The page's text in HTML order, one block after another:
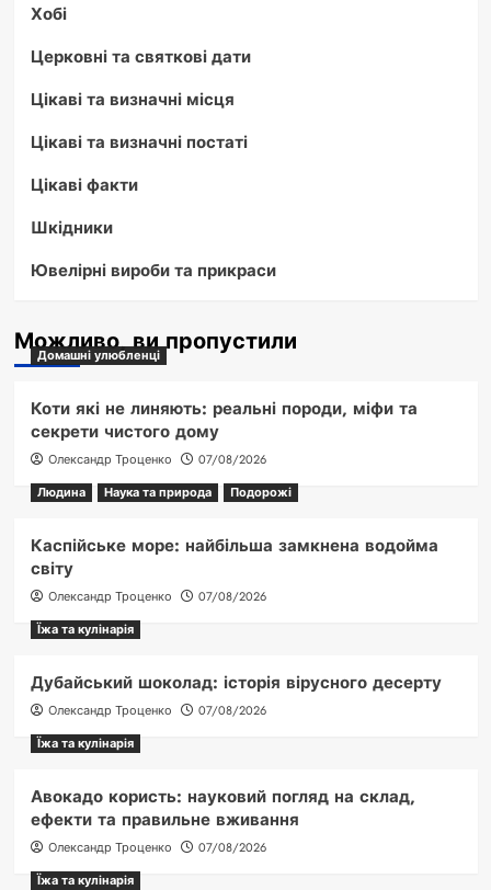
Хобі
Церковні та святкові дати
Цікаві та визначні місця
Цікаві та визначні постаті
Цікаві факти
Шкідники
Ювелірні вироби та прикраси
Можливо, ви пропустили
Домашні улюбленці
Коти які не линяють: реальні породи, міфи та
секрети чистого дому
Олександр Троценко
07/08/2026
Людина
Наука та природа Подорожі
Каспійське море: найбільша замкнена водойма
світу
Олександр Троценко
07/08/2026
Їжа та кулінарія
Дубайський шоколад: історія вірусного десерту
Олександр Троценко
07/08/2026
Їжа та кулінарія
Авокадо користь: науковий погляд на склад,
ефекти та правильне вживання
Олександр Троценко
07/08/2026
Їжа та кулінарія